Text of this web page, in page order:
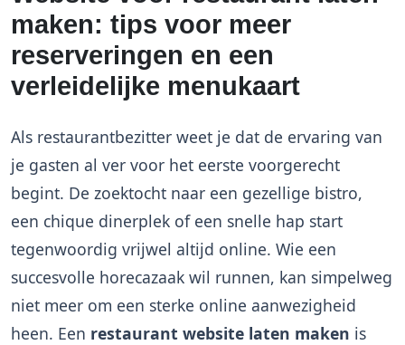
maken: tips voor meer
reserveringen en een
verleidelijke menukaart
Als restaurantbezitter weet je dat de ervaring van
je gasten al ver voor het eerste voorgerecht
begint. De zoektocht naar een gezellige bistro,
een chique dinerplek of een snelle hap start
tegenwoordig vrijwel altijd online. Wie een
succesvolle horecazaak wil runnen, kan simpelweg
niet meer om een sterke online aanwezigheid
heen. Een restaurant website laten maken is